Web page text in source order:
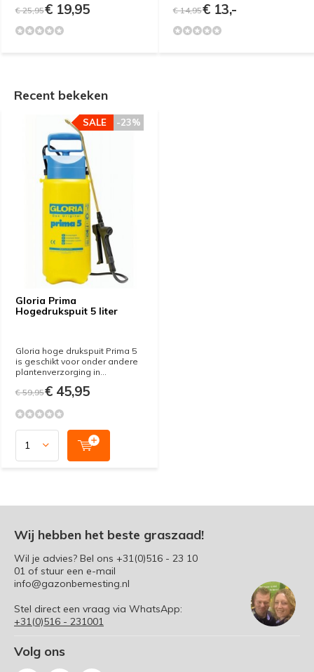
€ 25,95€ 19,95 € 14,95€ 13,-
Recent bekeken
Gloria Prima
Hogedrukspuit 5 liter
-23%
SALE
Gloria hoge drukspuit Prima 5
is geschikt voor onder andere
plantenverzorging in...
€ 59,95€ 45,95
Wij hebben het beste graszaad!
Wil je advies? Bel ons +31(0)516 - 23 10
01 of stuur een e-mail
info@gazonbemesting.nl
Stel direct een vraag via WhatsApp:
+31(0)516 - 231001
Volg ons